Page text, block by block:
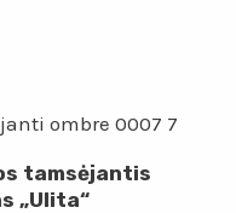
tamsėjantis
„Ulita“